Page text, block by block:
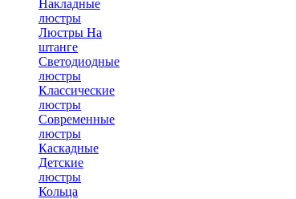
Накладные
люстры
Люстры На
штанге
Светодиодные
люстры
Классические
люстры
Современные
люстры
Каскадные
Детские
люстры
Кольца